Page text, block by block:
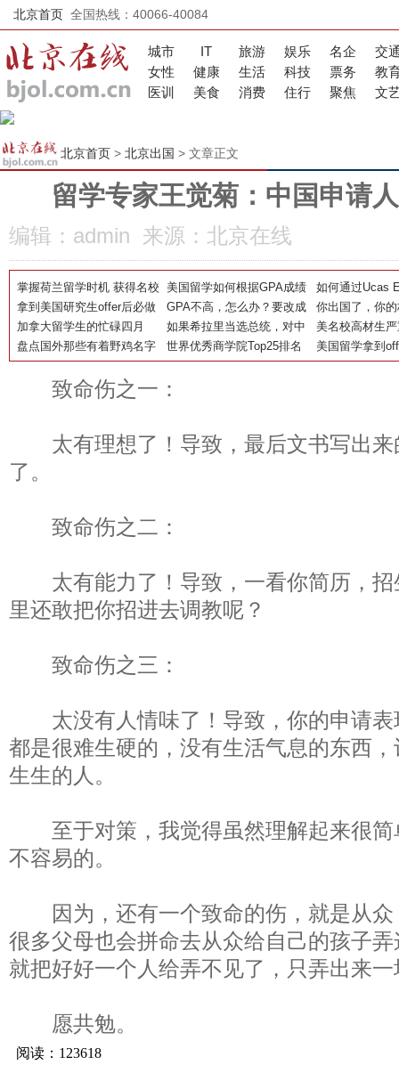
北京首页 全国热线：40066-40084
城市 IT 旅游 娱乐 名企
交
女性
健康 生活 科技 票务
教
医训
美食 消费 住行 聚焦 文
北京首页> 北京出国 > 文章正文
留学专家王觉菊：中国申请
编辑：admin 来源：北京在线
掌握荷兰留学时机 获得名校
录取
美国留学如何根据GPA成绩
择校?
如何通过Ucas
国大学全解析
拿到美国研究生offer后必做
的五件事~~
GPA不高，怎么办？要改成
绩吗？
你出国了，你
办？
加拿大留学生的忙碌四月
如果希拉里当选总统，对中
国留学生有怎样影响？
美名校高材生
品，校园毒品
盘点国外那些有着野鸡名字
的王牌大学
世界优秀商学院Top25排名
美国留学拿到
费怎么交
致命伤之一：
太有理想了！导致，最后文书写出来
了。
致命伤之二：
太有能力了！导致，一看你简历，招
里还敢把你招进去调教呢？
致命伤之三：
太没有人情味了！导致，你的申请表
都是很难生硬的，没有生活气息的东西
生生的人。
至于对策，我觉得虽然理解起来很简
不容易的。
因为，还有一个致命的伤，就是从众
很多父母也会拼命去从众给自己的孩子
就把好好一个人给弄不见了，只弄出来
愿共勉。